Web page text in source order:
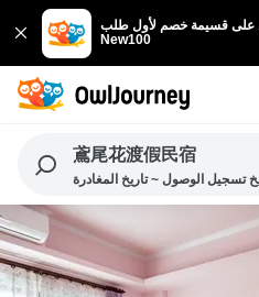
على قسيمة خصم لأول طلب:
New100
鳶尾花渡假民宿
تسجيل الوصول ~ تاريخ المغادرة